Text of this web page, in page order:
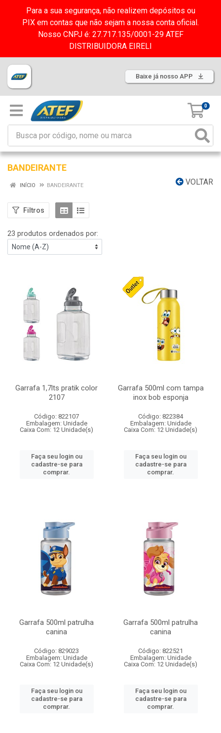
Para a sua segurança, não realizem depósitos ou
PIX em contas que não sejam a nossa conta oficial.
Nosso CNPJ é: 27.717.135/0001-29 ATEF
DISTRIBUIDORA EIRELI
Baixe já nosso APP
0
BANDEIRANTE
VOLTAR
INÍCIO BANDEIRANTE
Filtros
23 produtos ordenados por:
Garrafa 1,7lts pratik color
2107
Código: 822107
Embalagem: Unidade
Caixa Com: 12 Unidade(s)
Faça seu login ou
cadastre-se para
comprar.
Garrafa 500ml com tampa
inox bob esponja
Código: 822384
Embalagem: Unidade
Caixa Com: 12 Unidade(s)
Faça seu login ou
cadastre-se para
comprar.
Garrafa 500ml patrulha
canina
Código: 829023
Embalagem: Unidade
Caixa Com: 12 Unidade(s)
Faça seu login ou
cadastre-se para
comprar.
Garrafa 500ml patrulha
canina
Código: 822521
Embalagem: Unidade
Caixa Com: 12 Unidade(s)
Faça seu login ou
cadastre-se para
comprar.